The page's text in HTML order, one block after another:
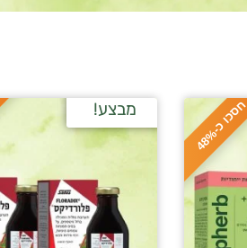
ח
ס
כ
ו
כ
-
4
8
% מבצע!